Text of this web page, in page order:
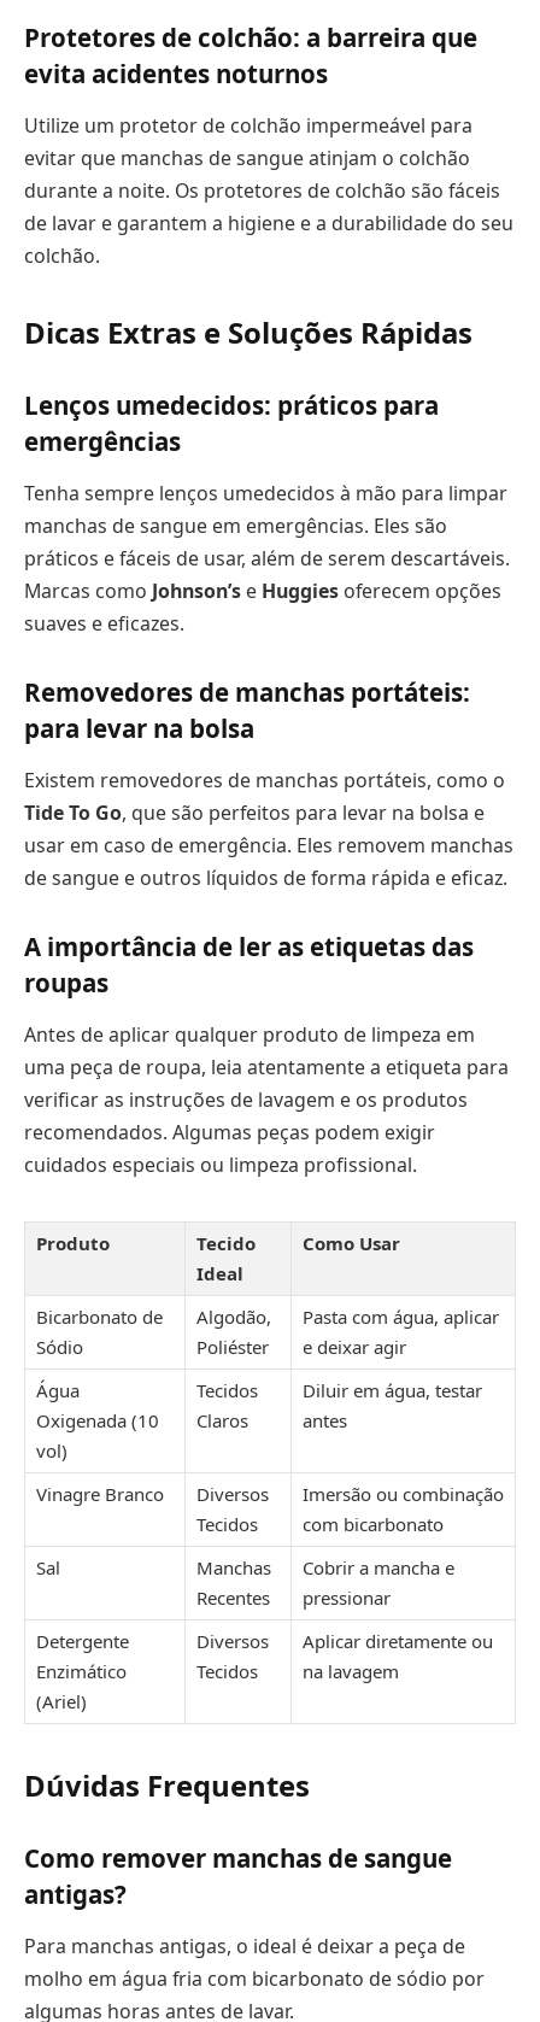
Protetores de colchão: a barreira que
evita acidentes noturnos
Utilize um protetor de colchão impermeável para
evitar que manchas de sangue atinjam o colchão
durante a noite. Os protetores de colchão são fáceis
de lavar e garantem a higiene e a durabilidade do seu
colchão.
Dicas Extras e Soluções Rápidas
Lenços umedecidos: práticos para
emergências
Tenha sempre lenços umedecidos à mão para limpar
manchas de sangue em emergências. Eles são
práticos e fáceis de usar, além de serem descartáveis.
Marcas como Johnson’s e Huggies oferecem opções
suaves e eficazes.
Removedores de manchas portáteis:
para levar na bolsa
Existem removedores de manchas portáteis, como o
Tide To Go, que são perfeitos para levar na bolsa e
usar em caso de emergência. Eles removem manchas
de sangue e outros líquidos de forma rápida e eficaz.
A importância de ler as etiquetas das
roupas
Antes de aplicar qualquer produto de limpeza em
uma peça de roupa, leia atentamente a etiqueta para
verificar as instruções de lavagem e os produtos
recomendados. Algumas peças podem exigir
cuidados especiais ou limpeza profissional.
Produto
Tecido
Ideal
Como Usar
Bicarbonato de
Sódio
Algodão,
Poliéster
Pasta com água, aplicar
e deixar agir
Água
Oxigenada (10
vol)
Tecidos
Claros
Diluir em água, testar
antes
Vinagre Branco
Diversos
Tecidos
Imersão ou combinação
com bicarbonato
Sal
Manchas
Recentes
Cobrir a mancha e
pressionar
Detergente
Enzimático
(Ariel)
Diversos
Tecidos
Aplicar diretamente ou
na lavagem
Dúvidas Frequentes
Como remover manchas de sangue
antigas?
Para manchas antigas, o ideal é deixar a peça de
molho em água fria com bicarbonato de sódio por
algumas horas antes de lavar.